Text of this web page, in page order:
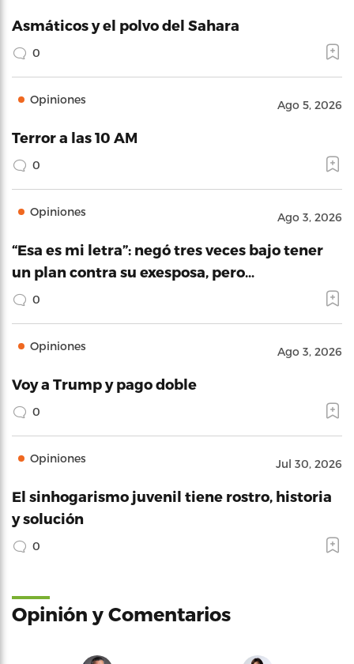
Asmáticos y el polvo del Sahara
0
Opiniones Ago 5, 2026
Terror a las 10 AM
0
Opiniones Ago 3, 2026
“Esa es mi letra”: negó tres veces bajo tener
un plan contra su exesposa, pero…
0
Opiniones Ago 3, 2026
Voy a Trump y pago doble
0
Opiniones Jul 30, 2026
El sinhogarismo juvenil tiene rostro, historia
y solución
0
Opinión y Comentarios